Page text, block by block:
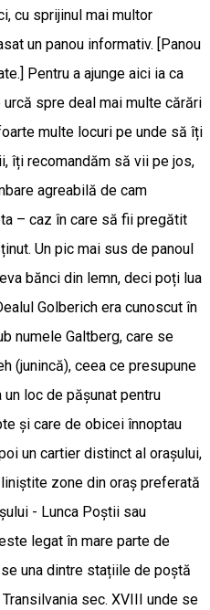
cu sprijinul mai multor
un panou informativ. [Panou
Pentru a ajunge aici ia ca
spre deal mai multe cărări
multe locuri pe unde să îți
îți recomandăm să vii pe jos,
agreabilă de cam
– caz în care să fii pregătit
Un pic mai sus de panoul
bănci din lemn, deci poți lua
Golberich era cunoscut în
numele Galtberg, care se
(junincă), ceea ce presupune
loc de păşunat pentru
şi care de obicei înnoptau
un cartier distinct al oraşului,
zone din oraş preferată
- Lunca Poştii sau
legat în mare parte de
una dintre stațiile de poștă
sec. XVIII unde se